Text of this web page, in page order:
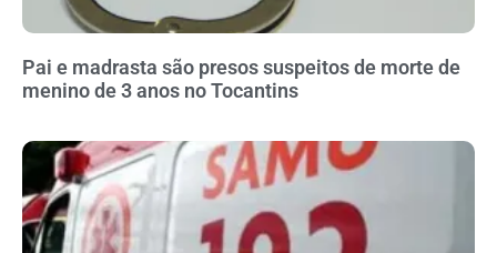
Pai e madrasta são presos suspeitos de morte de
menino de 3 anos no Tocantins